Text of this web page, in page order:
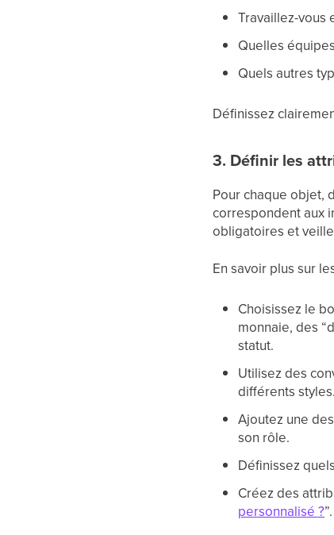
Travaillez-vous
Quelles
Quels autres
Définissez
3. Définir les
Pour chaque objet,
correspondent aux
obligatoires et
En savoir plus sur
Choisissez le
monnaie, des
statut.
Utilisez des
différents styles.
Ajoutez une
son rôle.
Définissez
Créez des
personnalisé ?”.